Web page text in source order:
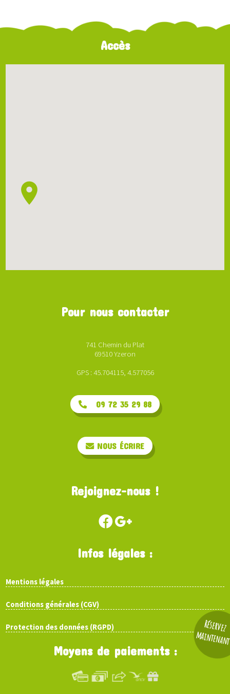
Réservez
Accès
Pour nous contacter
741 Chemin du Plat
69510 Yzeron
GPS : 45.704115, 4.577056
09 72 35 29 88
NOUS ÉCRIRE
Rejoignez-nous !
Infos légales :
Mentions légales
Conditions générales (CGV)
Protection des données (RGPD)
Moyens de paiements :